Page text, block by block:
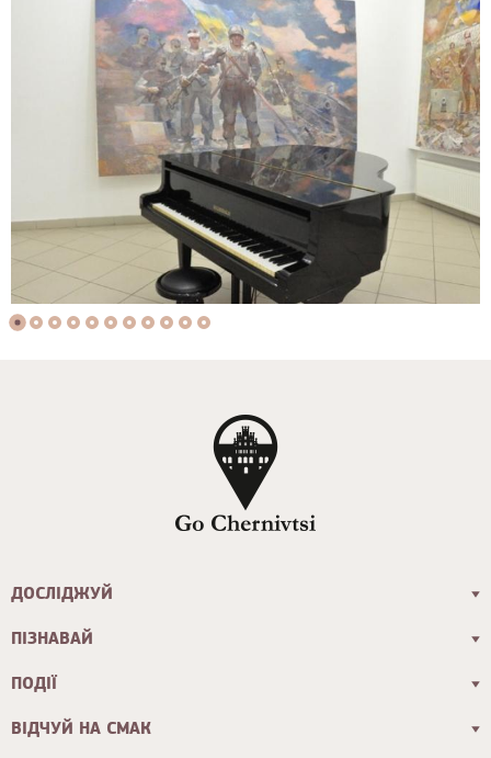
ДОСЛІДЖУЙ
ПІЗНАВАЙ
ПОДІЇ
ВІДЧУЙ НА СМАК